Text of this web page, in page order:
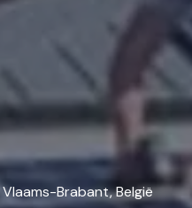
Vlaams-Brabant,België